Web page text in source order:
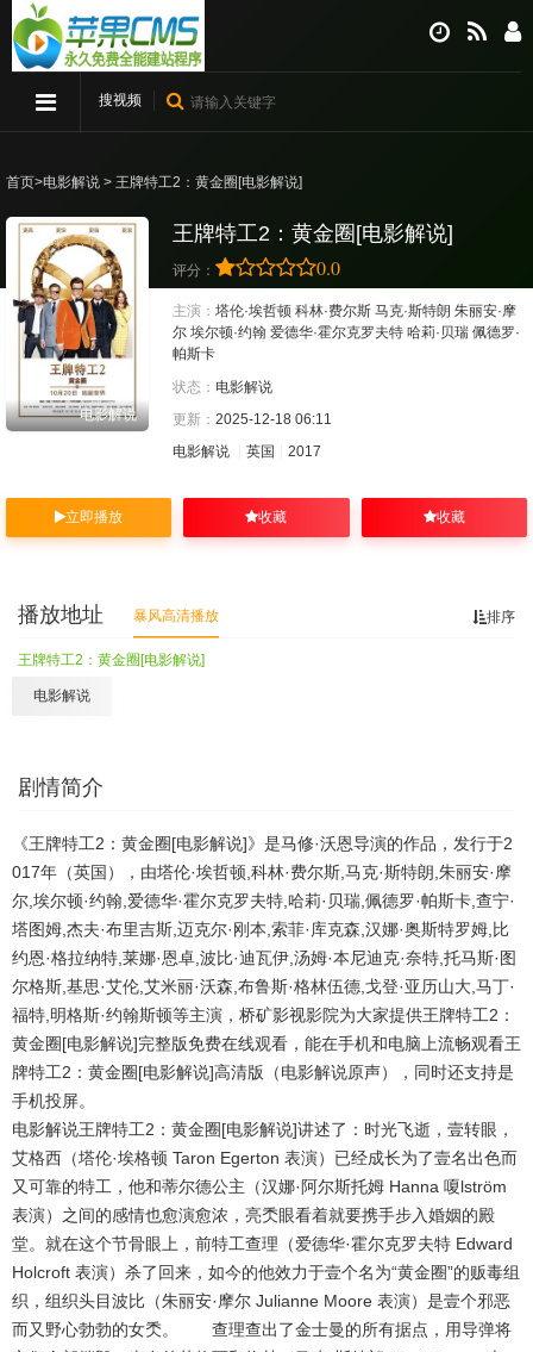
搜视频
首页>电影解说 > 王牌特工2：黄金圈[电影解说]
电影解说
王牌特工2：黄金圈[电影解说]
评分： 0.0
主演： 塔伦·埃哲顿 科林·费尔斯 马克·斯特朗 朱丽安·摩
尔 埃尔顿·约翰 爱德华·霍尔克罗夫特 哈莉·贝瑞 佩德罗·
帕斯卡
状态： 电影解说
更新： 2025-12-18 06:11
电影解说
英国 2017
立即播放 收藏 收藏
排序
播放地址 暴风高清播放
王牌特工2：黄金圈[电影解说]
电影解说
剧情简介
《王牌特工2：黄金圈[电影解说]》是马修·沃恩导演的作品，发行于2
017年（英国），由塔伦·埃哲顿,科林·费尔斯,马克·斯特朗,朱丽安·摩
尔,埃尔顿·约翰,爱德华·霍尔克罗夫特,哈莉·贝瑞,佩德罗·帕斯卡,查宁·
塔图姆,杰夫·布里吉斯,迈克尔·刚本,索菲·库克森,汉娜·奥斯特罗姆,比
约恩·格拉纳特,莱娜·恩卓,波比·迪瓦伊,汤姆·本尼迪克·奈特,托马斯·图
尔格斯,基思·艾伦,艾米丽·沃森,布鲁斯·格林伍德,戈登·亚历山大,马丁·
福特,明格斯·约翰斯顿等主演，桥矿影视影院为大家提供王牌特工2：
黄金圈[电影解说]完整版免费在线观看，能在手机和电脑上流畅观看王
牌特工2：黄金圈[电影解说]高清版（电影解说原声），同时还支持是
手机投屏。
电影解说王牌特工2：黄金圈[电影解说]讲述了：时光飞逝，壹转眼，
艾格西（塔伦·埃格顿 Taron Egerton 表演）已经成长为了壹名出色而
又可靠的特工，他和蒂尔德公主（汉娜·阿尔斯托姆 Hanna 嗄lström
表演）之间的感情也愈演愈浓，亮秂眼看着就要携手步入婚姻的殿
堂。就在这个节骨眼上，前特工查理（爱德华·霍尔克罗夫特 Edward
Holcroft 表演）杀了回来，如今的他效力于壹个名为“黄金圈”的贩毒组
织，组织头目波比（朱丽安·摩尔 Julianne Moore 表演）是壹个邪恶
而又野心勃勃的女秂。 查理查出了金士曼的所有据点，用导弹将